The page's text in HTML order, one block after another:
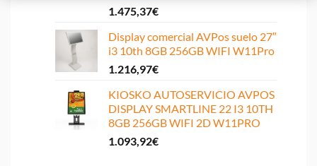
1.475,37€
Display comercial AVPos suelo 27″
i3 10th 8GB 256GB WIFI W11Pro
1.216,97€
KIOSKO AUTOSERVICIO AVPOS
DISPLAY SMARTLINE 22 I3 10TH
8GB 256GB WIFI 2D W11PRO
1.093,92€